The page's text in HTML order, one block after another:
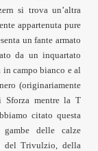
si trova un’altra
appartenuta pure
un fante armato
da un inquartato
in campo bianco e al
(originariamente
Sforza mentre la T
citato questa
delle calze
del Trivulzio, della